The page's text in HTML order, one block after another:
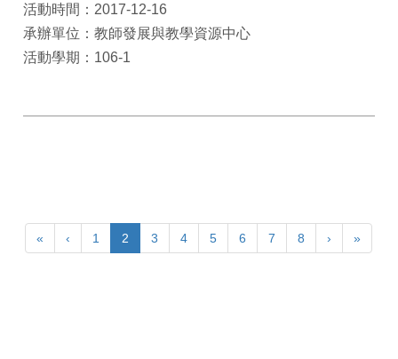
活動時間：2017-12-16
承辦單位：教師發展與教學資源中心
活動學期：106-1
« ‹ 1 2 3 4 5 6 7 8 › »